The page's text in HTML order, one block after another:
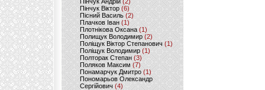
Пінчук Віктор (6)
Пісний Василь (2)
Плачков Іван(1)
Плотнікова Оксана (1)
Полищук Володимир(2)
Поліщук Віктор Степанович(1)
Поліщук Володимир (1)
Полторак Степан(3)
Поляков Максим (7)
Понамарчук Дмитро (1)
Пономарьов Олександр
Сергійович(4)